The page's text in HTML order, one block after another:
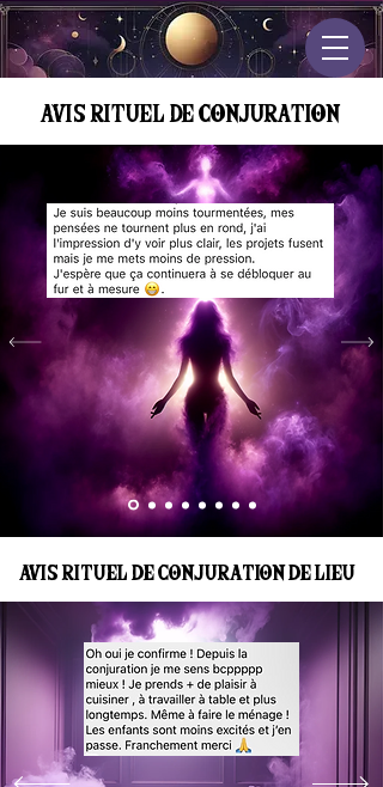
AVIS RITUEL DE CONJURATION
AVIS RITUEL DE CONJURATION DE LIEU